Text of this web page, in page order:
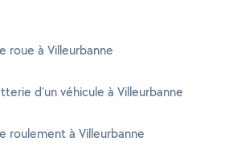
roue à Villeurbanne
d'un véhicule à Villeurbanne
roulement à Villeurbanne